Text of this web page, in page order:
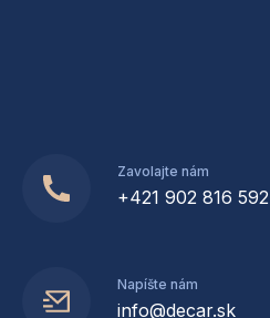
Zavolajte nám
+421 902 816 592
Napíšte nám
info@decar.sk